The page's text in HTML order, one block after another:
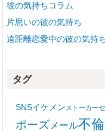
彼の気持ちコラム
片思いの彼の気持ち
遠距離恋愛中の彼の気持
タグ
SNSイケメンストーカー
ポーズ メール不倫